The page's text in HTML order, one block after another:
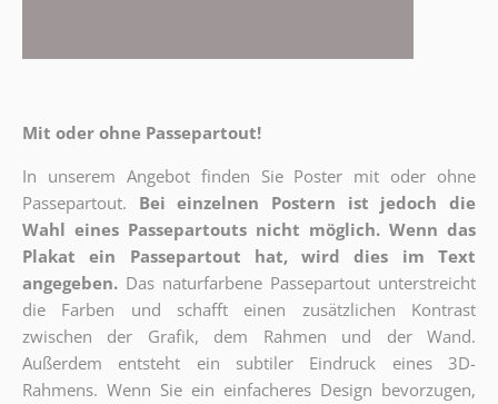
Mit oder ohne Passepartout!
In unserem Angebot finden Sie Poster mit oder ohne
Passepartout.
Bei einzelnen Postern ist jedoch die
Wahl eines Passepartouts nicht möglich. Wenn das
Plakat ein Passepartout hat, wird dies im Text
angegeben. Das naturfarbene Passepartout unterstreicht
die Farben und schafft einen zusätzlichen Kontrast
zwischen der Grafik, dem Rahmen und der Wand.
Außerdem entsteht ein subtiler Eindruck eines 3D-
Rahmens. Wenn Sie ein einfacheres Design bevorzugen,